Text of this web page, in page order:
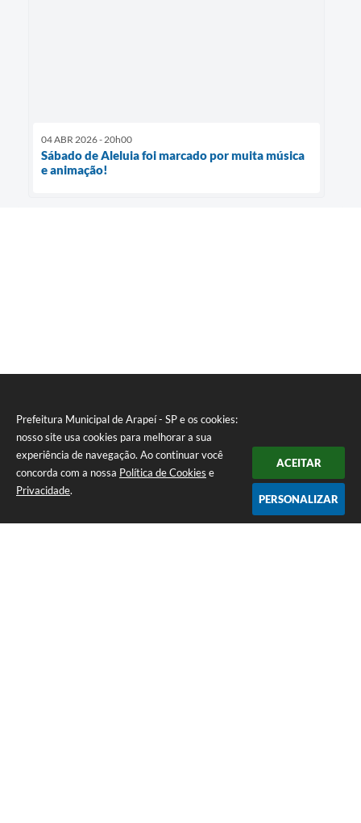
Prefeitura Municipal de Arapeí - SP e os cookies:
nosso site usa cookies para melhorar a sua
experiência de navegação. Ao continuar você
concorda com a nossa Política de Cookies e
Privacidade.
ACEITAR
PERSONALIZAR
04 ABR 2026 - 20h00
Sábado de Aleluia foi marcado por muita música
e animação!